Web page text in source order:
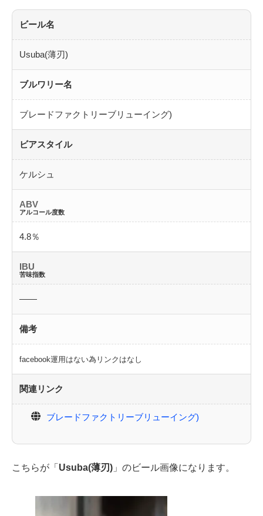
ビール名
Usuba(薄刃)
ブルワリー名
ブレードファクトリーブリューイング)
ビアスタイル
ケルシュ
ABV
アルコール度数
4.8％
IBU
苦味指数
――
備考
facebook運用はない為リンクはなし
関連リンク
ブレードファクトリーブリューイング)
こちらが「 Usuba(薄刃) 」のビール画像になります。